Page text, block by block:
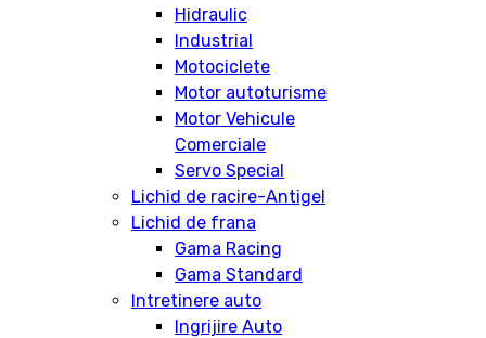
Hidraulic
Industrial
Motociclete
Motor autoturisme
Motor Vehicule
Comerciale
Servo Special
Lichid de racire-Antigel
Lichid de frana
Gama Racing
Gama Standard
Intretinere auto
Ingrijire Auto